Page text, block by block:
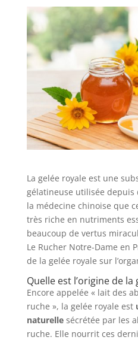
La gelée royale est une
gélatineuse utilisée depuis
la médecine chinoise que
très riche en nutriments
beaucoup de vertus
Le Rucher Notre-Dame en
de la gelée royale sur
Quelle est l’origine de la
Encore appelée « lait des
ruche », la gelée royale est
naturellesécrétée par les
ruche. Elle nourrit ces